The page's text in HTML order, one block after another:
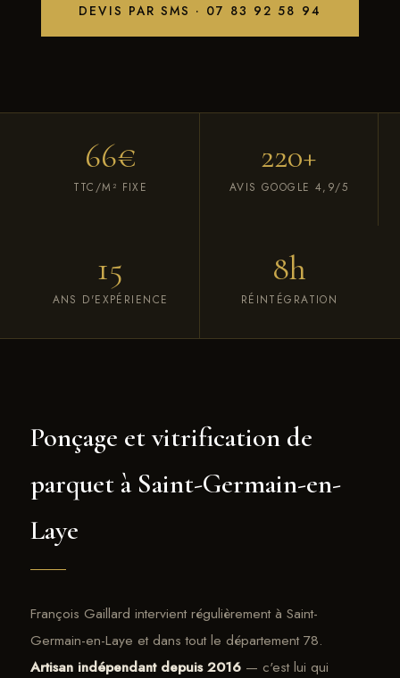
DEVIS PAR SMS · 07 83 92 58 94
66€
TTC/M² FIXE
220+
AVIS GOOGLE 4,9/5
15
ANS D'EXPÉRIENCE
8h
RÉINTÉGRATION
Ponçage et vitrification de
parquet à Saint-Germain-en-
Laye
François Gaillard intervient régulièrement à Saint-
Germain-en-Laye et dans tout le département 78.
Artisan indépendant depuis 2016 — c'est lui qui